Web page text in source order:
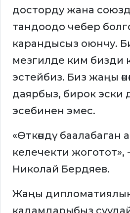
досторду жана
тандоодо чебер
карандысыз оюнчу.
мезгилде ким бизди
эстейбиз. Биз жаңы
даярбыз, бирок эски
эсебинен эмес.
«Өткөндү баалабаган
келечекти жоготот»,
Николай Бердяев.
Жаңы